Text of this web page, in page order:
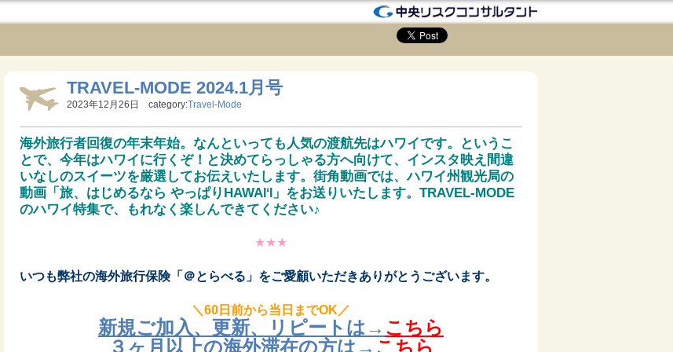
TRAVEL-MODE 2024.1月号
2023年12月26日 category:Travel-Mode
海外旅行者回復の年末年始。なんといっても人気の渡航先はハワイです。というこ
とで、今年はハワイに行くぞ！と決めてらっしゃる方へ向けて、インスタ映え間違
いなしのスイーツを厳選してお伝えいたします。街角動画では、ハワイ州観光局の
動画「旅、はじめるなら やっぱりHAWA IʻI 」をお送りいたします。TRAVEL-MODE
のハワイ特集で、もれなく楽しんできてください♪
★★★
いつも弊社の海外旅行保険「＠とらべる」をご愛顧いただきありがとうございます。
＼60日前から当日までOK／
新規ご加入、更新、リピートは→ こちら
３ヶ月以上の海外滞在の方は→ こちら